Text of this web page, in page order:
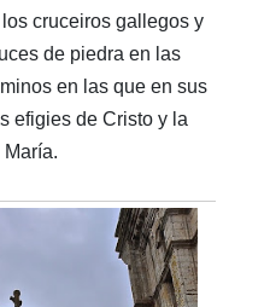
cruceiros gallegos y
de piedra en las
en las que en sus
efigies de Cristo y la